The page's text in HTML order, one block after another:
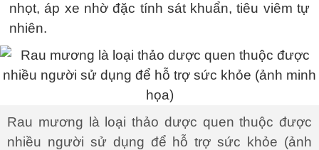
nhọt, áp xe nhờ đặc tính sát khuẩn, tiêu viêm tự
nhiên.
Rau mương là loại thảo dược quen thuộc được
nhiều người sử dụng để hỗ trợ sức khỏe (ảnh